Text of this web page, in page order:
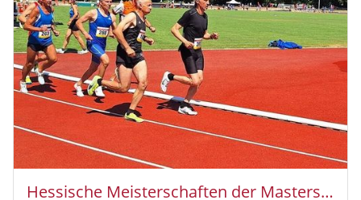
Hessische Meisterschaften der Masters in Hattersheim- HLV-Kreis Fulda-Hünfeld mit 3x Platz 1, 4x Platz 2, 1x Platz 3